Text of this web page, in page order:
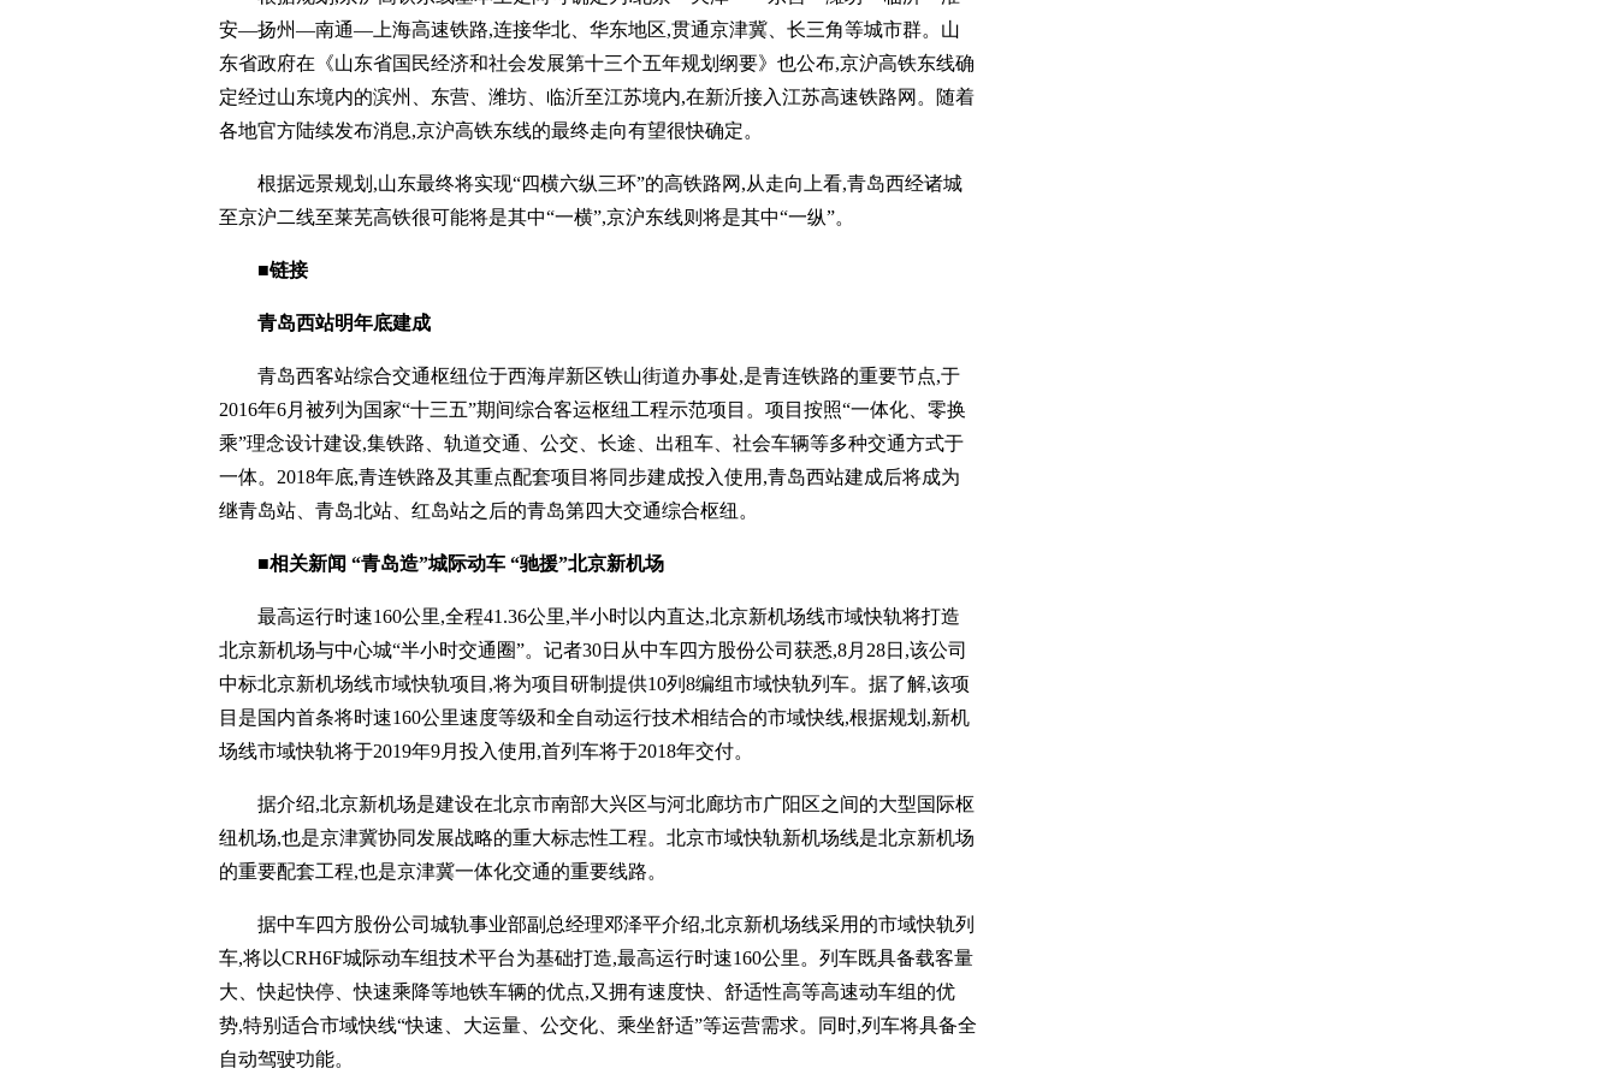
安—扬州—南通—上海高速铁路,连接华北、华东地区,贯通京津冀、长三角等城市群。山
东省政府在《山东省国民经济和社会发展第十三个五年规划纲要》也公布,京沪高铁东线确
定经过山东境内的滨州、东营、潍坊、临沂至江苏境内,在新沂接入江苏高速铁路网。随着
各地官方陆续发布消息,京沪高铁东线的最终走向有望很快确定。
根据远景规划,山东最终将实现“四横六纵三环”的高铁路网,从走向上看,青岛西经诸城
至京沪二线至莱芜高铁很可能将是其中“一横”,京沪东线则将是其中“一纵”。
■链接
青岛西站明年底建成
青岛西客站综合交通枢纽位于西海岸新区铁山街道办事处,是青连铁路的重要节点,于
2016年6月被列为国家“十三五”期间综合客运枢纽工程示范项目。项目按照“一体化、零换
乘”理念设计建设,集铁路、轨道交通、公交、长途、出租车、社会车辆等多种交通方式于
一体。2018年底,青连铁路及其重点配套项目将同步建成投入使用,青岛西站建成后将成为
继青岛站、青岛北站、红岛站之后的青岛第四大交通综合枢纽。
■相关新闻 “青岛造”城际动车 “驰援”北京新机场
最高运行时速160公里,全程41.36公里,半小时以内直达,北京新机场线市域快轨将打造
北京新机场与中心城“半小时交通圈”。记者30日从中车四方股份公司获悉,8月28日,该公司
中标北京新机场线市域快轨项目,将为项目研制提供10列8编组市域快轨列车。据了解,该项
目是国内首条将时速160公里速度等级和全自动运行技术相结合的市域快线,根据规划,新机
场线市域快轨将于2019年9月投入使用,首列车将于2018年交付。
据介绍,北京新机场是建设在北京市南部大兴区与河北廊坊市广阳区之间的大型国际枢
纽机场,也是京津冀协同发展战略的重大标志性工程。北京市域快轨新机场线是北京新机场
的重要配套工程,也是京津冀一体化交通的重要线路。
据中车四方股份公司城轨事业部副总经理邓泽平介绍,北京新机场线采用的市域快轨列
车,将以CRH6F城际动车组技术平台为基础打造,最高运行时速160公里。列车既具备载客量
大、快起快停、快速乘降等地铁车辆的优点,又拥有速度快、舒适性高等高速动车组的优
势,特别适合市域快线“快速、大运量、公交化、乘坐舒适”等运营需求。同时,列车将具备全
自动驾驶功能。